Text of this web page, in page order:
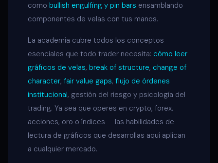
como bullish engulfing y pin bars ensamblando
componentes de velas con tus manos.
La academia cubre todos los conceptos
esenciales que todo trader necesita: cómo leer
gráficos de velas, break of structure, change of
character, fair value gaps, flujo de órdenes
institucional, gestión del riesgo y psicología del
trading. Ya sea que operes en crypto, forex,
acciones, oro o índices — las habilidades de
lectura de gráficos que desarrollas aquí aplican
a cualquier mercado.